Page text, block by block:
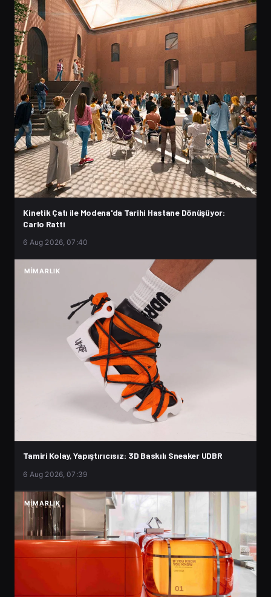
Kinetik Çatı ile Modena'da Tarihi Hastane Dönüşüyor:
Carlo Ratti
6 Aug 2026, 07:40
MIMARLIK
Tamiri Kolay, Yapıştırıcısız: 3D Baskılı Sneaker UDBR
6 Aug 2026, 07:39
MIMARLIK